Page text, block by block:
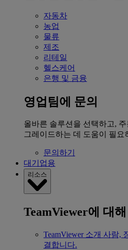
자동차
농업
물류
제조
리테일
헬스케어
은행 및 금융
영업팀에 문의
올바른 솔루션을 선택하고,
그레이드하는 데 도움이 필요
문의하기
대기업용
리소스
TeamViewer에 대해
TeamViewer 소개 사람,
결합니다.